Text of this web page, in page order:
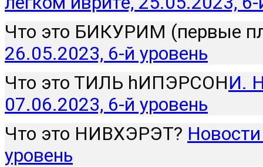
Что это БИКУРИМ (первые
26.05.2023, 6-й уровень
Что это ТИЛЬ hИПЭРСОНИ.
07.06.2023, 6-й уровень
Что это НИВХЭРЭТ?
уровень